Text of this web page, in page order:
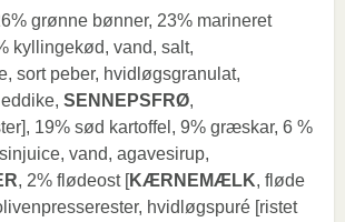
grønne bønner, 23% marineret
kyllingekød, vand, salt,
sort peber, hvidløgsgranulat,
SENNEPSFRØ,
19% sød kartoffel, 9% græskar, 6 %
vand, agavesirup,
, 2% flødeost [KÆRNEMÆLK, fløde
hvidløgspuré [ristet